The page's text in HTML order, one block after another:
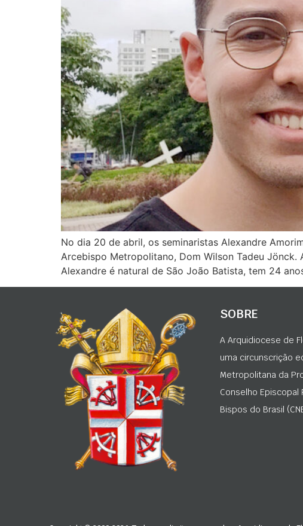
No dia 20 de abril, os seminaristas Alexandre
Arcebispo Metropolitano, Dom Wilson Tadeu Jönck.
Alexandre é natural de São João Batista, tem 24
SOBRE
A Arquidiocese de
uma circunscrição
Metropolitana da
Conselho Episcopal
Bispos do Brasil